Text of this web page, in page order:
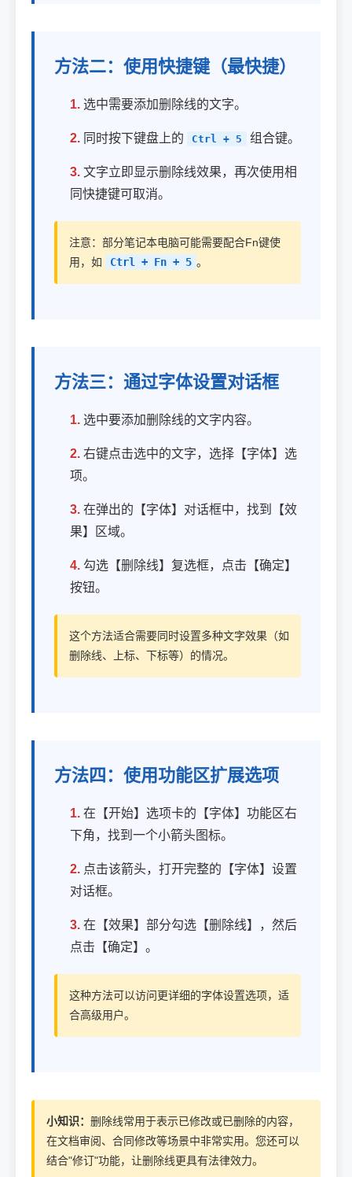
方法二：使用快捷键（最快捷）
1. 选中需要添加删除线的文字。
2. 同时按下键盘上的 Ctrl + 5 组合键。
3. 文字立即显示删除线效果，再次使用相
同快捷键可取消。
注意：部分笔记本电脑可能需要配合Fn键使
用，如
Ctrl + Fn + 5 。
方法三：通过字体设置对话框
1. 选中要添加删除线的文字内容。
2. 右键点击选中的文字，选择【字体】选
项。
3. 在弹出的【字体】对话框中，找到【效
果】区域。
4. 勾选【删除线】复选框，点击【确定】
按钮。
这个方法适合需要同时设置多种文字效果（如
删除线、上标、下标等）的情况。
方法四：使用功能区扩展选项
1. 在【开始】选项卡的【字体】功能区右
下角，找到一个小箭头图标。
2. 点击该箭头，打开完整的【字体】设置
对话框。
3. 在【效果】部分勾选【删除线】，然后
点击【确定】。
这种方法可以访问更详细的字体设置选项，适
合高级用户。
小知识： 删除线常用于表示已修改或已删除的内容，
在文档审阅、合同修改等场景中非常实用。您还可以
结合"修订"功能，让删除线更具有法律效力。